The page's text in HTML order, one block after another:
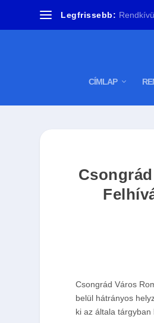
Legfrissebb:
CÍMLAP
Csongrád Város
belül hátrányos
ki az általa tárgyban